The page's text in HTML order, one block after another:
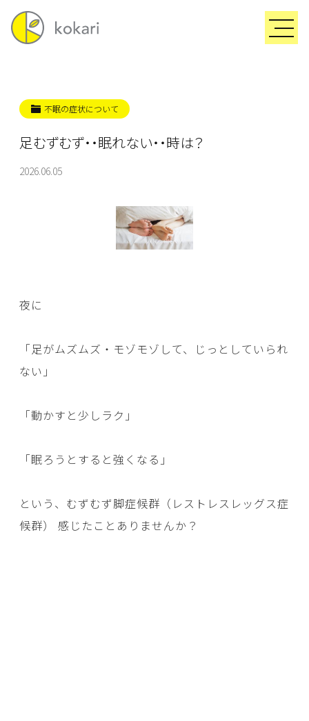
不眠の症状について
足むずむず・・眠れない・・時は？
2026.06.05
夜に
「足がムズムズ・モゾモゾして、じっとしていられ
ない」
「動かすと少しラク」
「眠ろうとすると強くなる」
という、むずむず脚症候群（レストレスレッグス症
候群） 感じたことありませんか？